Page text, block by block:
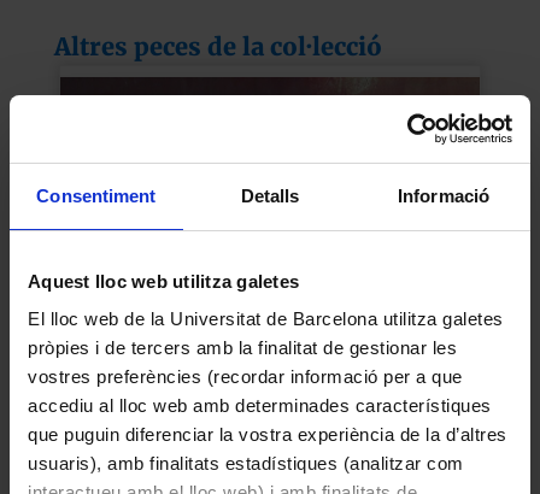
Consentiment Detalls Informació
Aquest lloc web utilitza galetes
El lloc web de la Universitat de Barcelona utilitza galetes
pròpies i de tercers amb la finalitat de gestionar les
vostres preferències (recordar informació per a que
accediu al lloc web amb determinades característiques
que puguin diferenciar la vostra experiència de la d’altres
usuaris), amb finalitats estadístiques (analitzar com
Altres peces de la col·lecció
Abstracció en tons vermell i blau
Ballester Eixarch, Anna
1990